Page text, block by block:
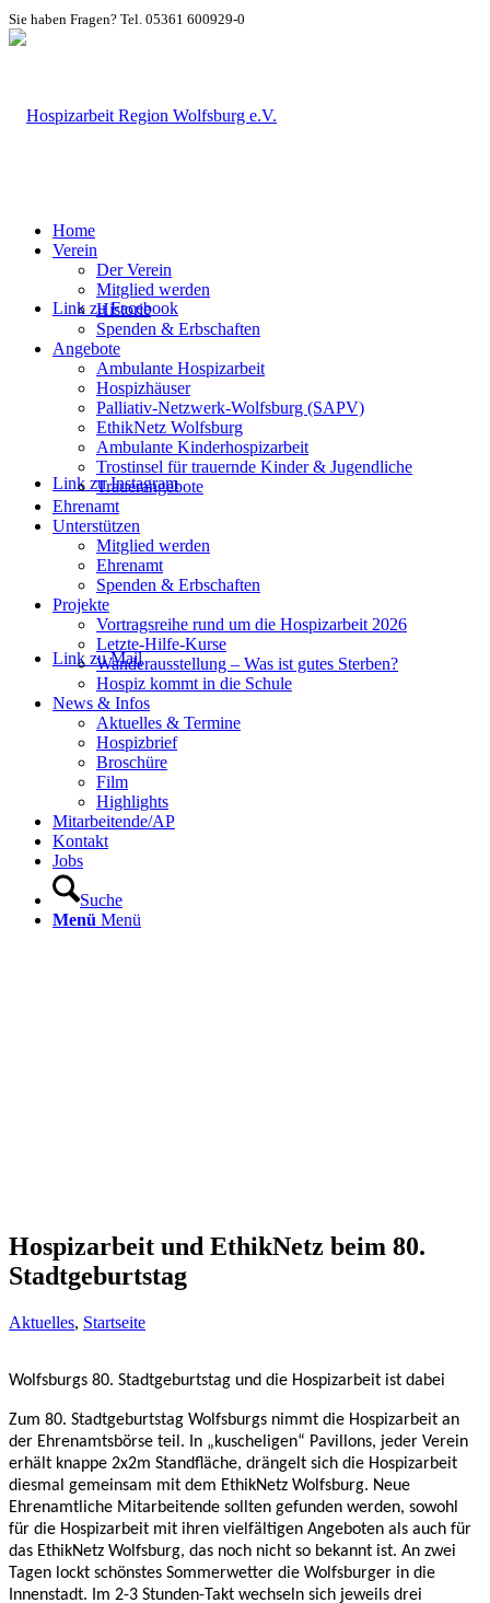
Sie haben Fragen? Tel. 05361 600929-0
Link zu Facebook
Link zu Instagram
Link zu Mail
Home
Verein
Der Verein
Mitglied werden
Historie
Spenden & Erbschaften
Angebote
Ambulante Hospizarbeit
Hospizhäuser
Palliativ-Netzwerk-Wolfsburg (SAPV)
EthikNetz Wolfsburg
Ambulante Kinderhospizarbeit
Trostinsel für trauernde Kinder & Jugendliche
Trauerangebote
Ehrenamt
Unterstützen
Mitglied werden
Ehrenamt
Spenden & Erbschaften
Projekte
Vortragsreihe rund um die Hospizarbeit 2026
Letzte-Hilfe-Kurse
Wanderausstellung – Was ist gutes Sterben?
Hospiz kommt in die Schule
News & Infos
Aktuelles & Termine
Hospizbrief
Broschüre
Film
Highlights
Mitarbeitende/AP
Kontakt
Jobs
Suche
Menü Menü
Hospizarbeit und EthikNetz beim 80.
Stadtgeburtstag
Aktuelles, Startseite
Wolfsburgs 80. Stadtgeburtstag und die Hospizarbeit ist dabei
Zum 80. Stadtgeburtstag Wolfsburgs nimmt die Hospizarbeit an
der Ehrenamtsbörse teil. In „kuscheligen“ Pavillons, jeder Verein
erhält knappe 2x2m Standfläche, drängelt sich die Hospizarbeit
diesmal gemeinsam mit dem EthikNetz Wolfsburg. Neue
Ehrenamtliche Mitarbeitende sollten gefunden werden, sowohl
für die Hospizarbeit mit ihren vielfältigen Angeboten als auch für
das EthikNetz Wolfsburg, das noch nicht so bekannt ist. An zwei
Tagen lockt schönstes Sommerwetter die Wolfsburger in die
Innenstadt. Im 2-3 Stunden-Takt wechseln sich jeweils drei